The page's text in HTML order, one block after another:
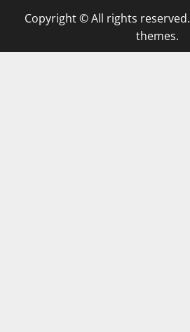
Copyright © All rights reserved.
themes.